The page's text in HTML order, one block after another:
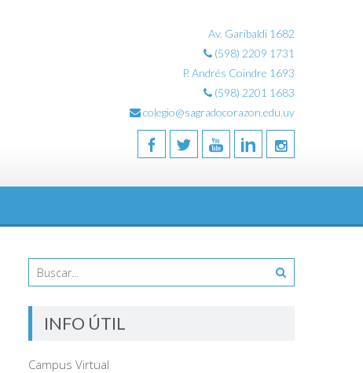
Av. Garibaldi 1682
(598) 2209 1731
P. Andrés Coindre 1693
(598) 2201 1683
colegio@sagradocorazon.edu.uy
INFO ÚTIL
Campus Virtual